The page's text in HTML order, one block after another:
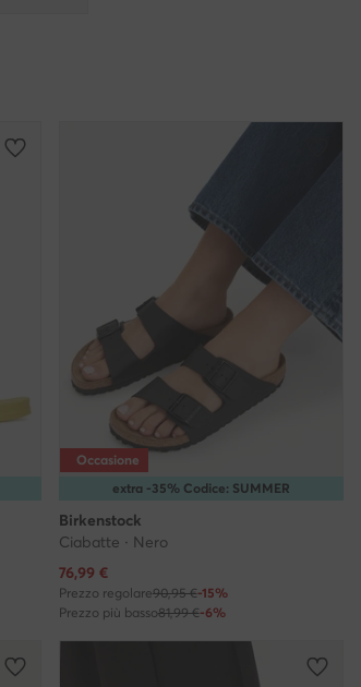
extra -35% Codice: SUMMER
Occasione
Birkenstock
Ciabatte · Nero
Prezzo attuale
76,99 €
Prezzo regolare90,95 €-15%
Prezzo più basso81,99 €-6%